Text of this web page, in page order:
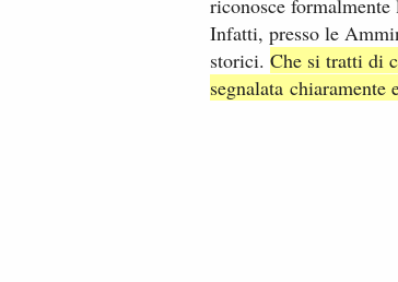
Infatti, presso le
storici. Che si tratti di
segnalata chiaramente